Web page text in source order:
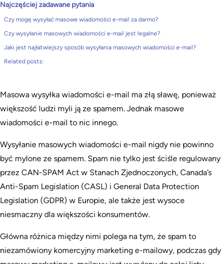
Najczęściej zadawane pytania
Czy mogę wysyłać masowe wiadomości e-mail za darmo?
Czy wysyłanie masowych wiadomości e-mail jest legalne?
Jaki jest najłatwiejszy sposób wysyłania masowych wiadomości e-mail?
Related posts:
Masowa wysyłka wiadomości e-mail ma złą sławę, ponieważ
większość ludzi myli ją ze spamem. Jednak masowe
wiadomości e-mail to nic innego.
Wysyłanie masowych wiadomości e-mail nigdy nie powinno
być mylone ze spamem. Spam nie tylko jest ściśle regulowany
przez CAN-SPAM Act w Stanach Zjednoczonych, Canada’s
Anti-Spam Legislation (CASL) i General Data Protection
Legislation (GDPR) w Europie, ale także jest wysoce
niesmaczny dla większości konsumentów.
Główna różnica między nimi polega na tym, że spam to
niezamówiony komercyjny marketing e-mailowy, podczas gdy